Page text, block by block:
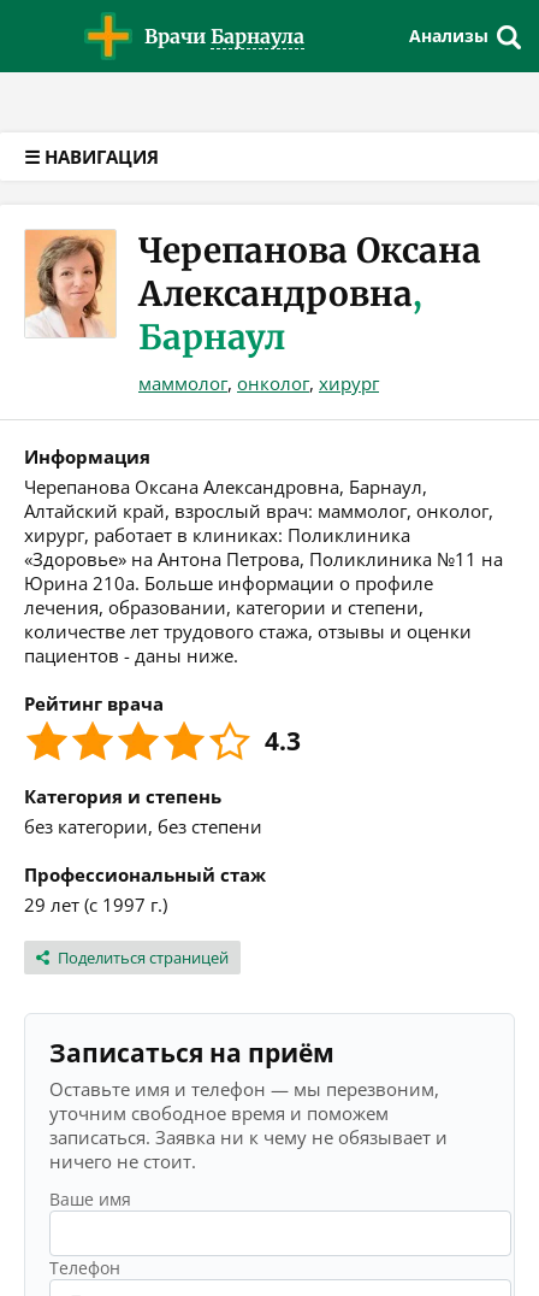
Врачи Барнаула Анализы
☰ НАВИГАЦИЯ
Черепанова Оксана
Александровна,
Барнаул
маммолог, онколог, хирург
Информация
Черепанова Оксана Александровна, Барнаул,
Алтайский край, взрослый врач: маммолог, онколог,
хирург, работает в клиниках: Поликлиника
«Здоровье» на Антона Петрова, Поликлиника №11 на
Юрина 210а. Больше информации о профиле
лечения, образовании, категории и степени,
количестве лет трудового стажа, отзывы и оценки
пациентов - даны ниже.
Рейтинг врача
4.3
Категория и степень
без категории, без степени
Профессиональный стаж
29 лет (с 1997 г.)
Поделиться страницей
Записаться на приём
Оставьте имя и телефон — мы перезвоним,
уточним свободное время и поможем
записаться. Заявка ни к чему не обязывает и
ничего не стоит.
Ваше имя
Телефон